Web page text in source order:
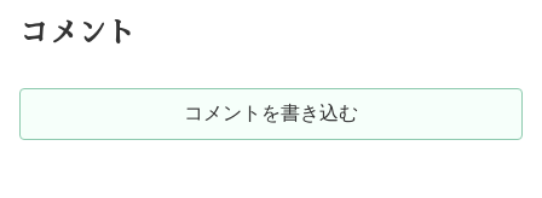
コメント
コメントを書き込む